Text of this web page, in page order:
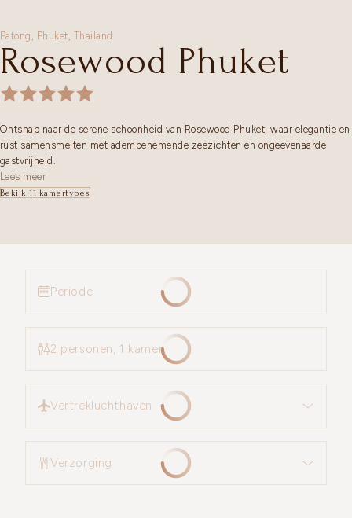
Patong, Phuket, Thailand
Rosewood Phuket
Ontsnap naar de serene schoonheid van Rosewood Phuket, waar elegantie en
rust samensmelten met adembenemende zeezichten en ongeëvenaarde
gastvrijheid.
Lees meer
Bekijk 11 kamertypes
Periode
2 personen, 1 kamer
Vertrekluchthaven
Verzorging